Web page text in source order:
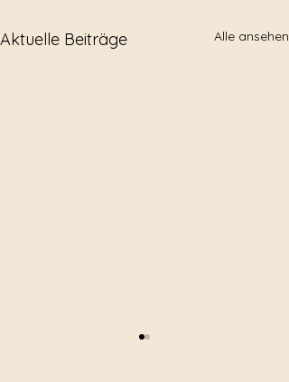
Aktuelle Beiträge Alle ansehen